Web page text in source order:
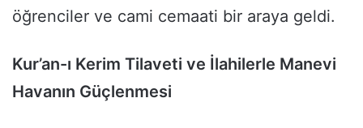
öğrenciler ve cami cemaati bir araya geldi.
Kur’an-ı Kerim Tilaveti ve İlahilerle Manevi
Havanın Güçlenmesi